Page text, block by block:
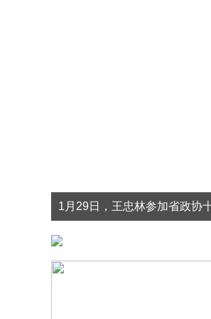
6月9日，孙伟在鄂州调研
5月18日至20日，孙伟在十堰
4月21日至22日，孙伟在黄石
4月6日至8日，孙伟在神农架
1月29日，王忠林参加省政协